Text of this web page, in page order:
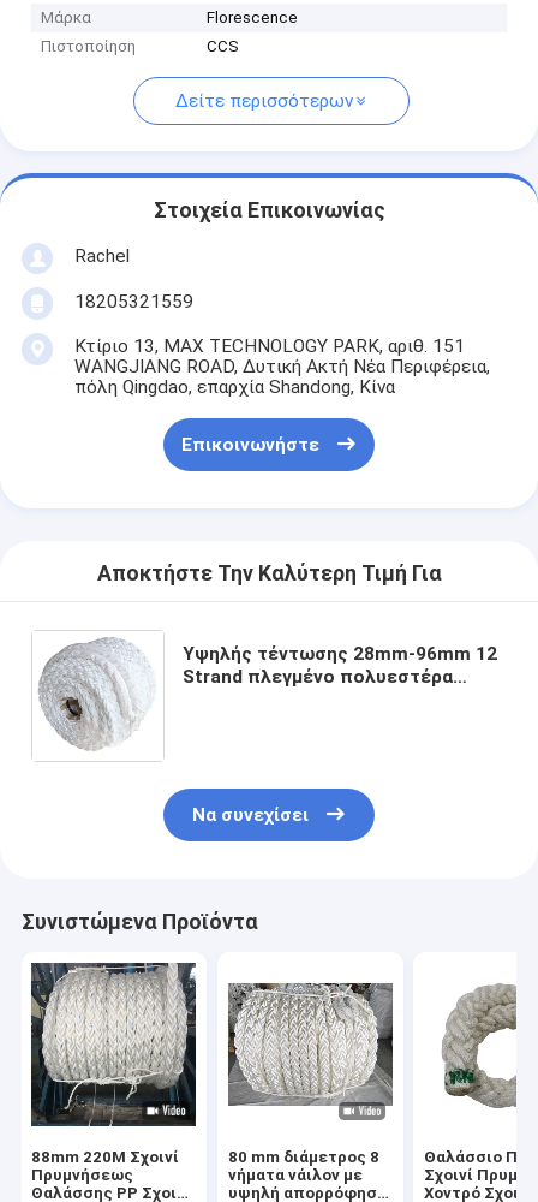
Μάρκα
Florescence
Πιστοποίηση
CCS
Δείτε περισσότερων
Στοιχεία Επικοινωνίας
Rachel
18205321559
Κτίριο 13, MAX TECHNOLOGY PARK, αριθ. 151
WANGJIANG ROAD, Δυτική Ακτή Νέα Περιφέρεια,
πόλη Qingdao, επαρχία Shandong, Κίνα
Επικοινωνήστε
Αποκτήστε Την Καλύτερη Τιμή Για
Υψηλής τέντωσης 28mm-96mm 12
Strand πλεγμένο πολυεστέρα
Να συνεχίσει
Συνιστώμενα Προϊόντα
88mm 220M Σχοινί
Πρυμνήσεως
Θαλάσσης PP Σχοινί
80 mm διάμετρος 8
νήματα νάιλον με
υψηλή απορρόφηση
Θαλάσσιο
Σχοινί
Χοντρό Σχοινί